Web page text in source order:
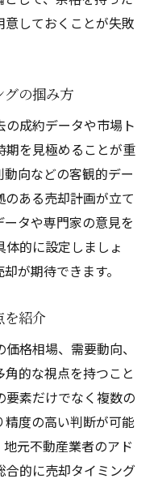
しておくことが失敗
の掴み方
成約データや市場ト
期を見極めることが重
向などの客観的デー
ある売却計画が立て
タや専門家の意見を
的に設定しましょ
が期待できます。
を紹介
格相場、需要動向、
的な視点を持つこと
素だけでなく複数の
度の高い判断が可能
元不動産業者のアド
合的に売却タイミング